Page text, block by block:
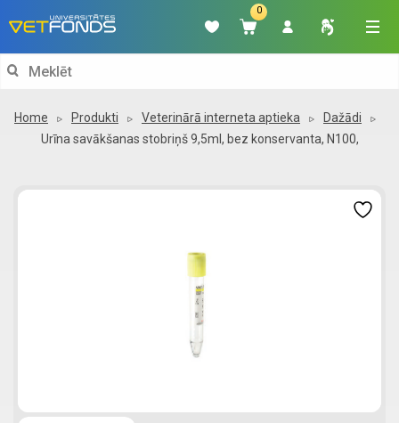
0
Search
Home Produkti Veterinārā interneta aptieka
Dažādi
Urīna savākšanas stobriņš 9,5ml, bez konservanta, N100,